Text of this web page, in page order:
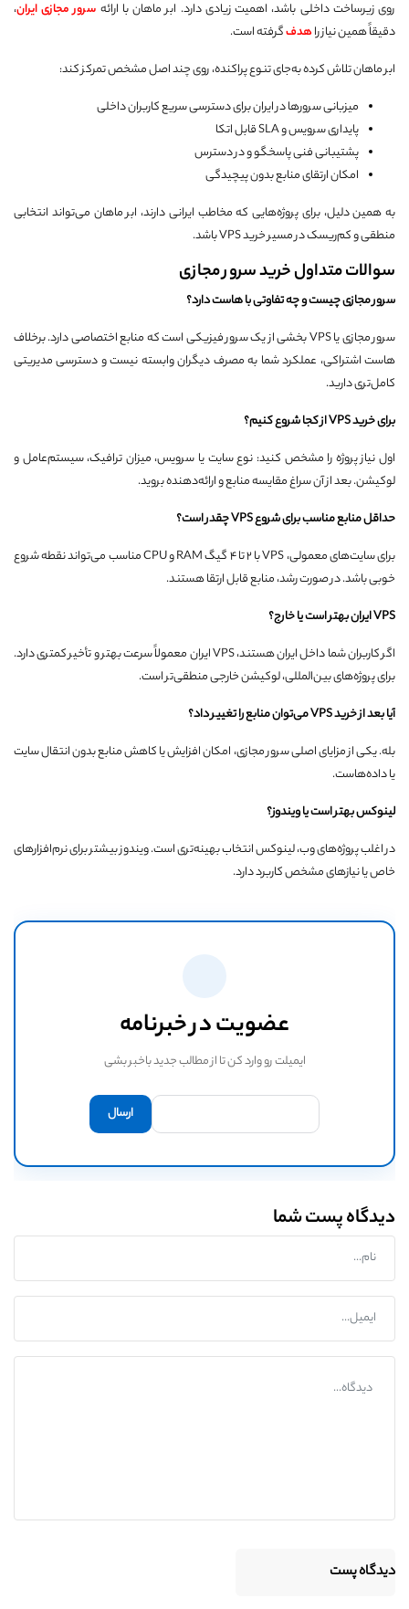
روی زیرساخت داخلی باشد، اهمیت زیادی دارد. ابر ماهان با ارائه سرور مجازی ایران،
دقیقاً همین نیاز راهدفگرفته است.
ابر ماهان تلاش کرده به‌جای تنوع پراکنده، روی چند اصل مشخص تمرکز کند:
میزبانی سرورها در ایران برای دسترسی سریع کاربران داخلی
پایداری سرویس و SLA قابل اتکا
پشتیبانی فنی پاسخگو و در دسترس
امکان ارتقای منابع بدون پیچیدگی
به همین دلیل، برای پروژه‌هایی که مخاطب ایرانی دارند، ابر ماهان می‌تواند انتخابی
منطقی و کم‌ریسک در مسیر خرید VPS باشد.
سوالات متداول خرید سرور مجازی
سرور مجازی چیست و چه تفاوتی با هاست دارد؟
سرور مجازی یا VPS بخشی از یک سرور فیزیکی است که منابع اختصاصی دارد. برخلاف
هاست اشتراکی، عملکرد شما به مصرف دیگران وابسته نیست و دسترسی مدیریتی
کامل‌تری دارید.
برای خرید VPS از کجا شروع کنیم؟
اول نیاز پروژه را مشخص کنید: نوع سایت یا سرویس، میزان ترافیک، سیستم‌عامل و
لوکیشن. بعد از آن سراغ مقایسه منابع و ارائه‌دهنده بروید.
حداقل منابع مناسب برای شروع VPS چقدر است؟
برای سایت‌های معمولی، VPS با 2 تا 4 گیگ RAM و CPU مناسب می‌تواند نقطه شروع
خوبی باشد. در صورت رشد، منابع قابل ارتقا هستند.
VPS ایران بهتر است یا خارج؟
اگر کاربران شما داخل ایران هستند، VPS ایران معمولاً سرعت بهتر و تأخیر کمتری دارد.
برای پروژه‌های بین‌المللی، لوکیشن خارجی منطقی‌تر است.
آیا بعد از خرید VPS می‌توان منابع را تغییر داد؟
بله. یکی از مزایای اصلی سرور مجازی، امکان افزایش یا کاهش منابع بدون انتقال سایت
یا داده‌هاست.
لینوکس بهتر است یا ویندوز؟
در اغلب پروژه‌های وب، لینوکس انتخاب بهینه‌تری است. ویندوز بیشتر برای نرم‌افزارهای
خاص یا نیازهای مشخص کاربرد دارد.
عضویت در خبرنامه
ایمیلت رو وارد کن تا از مطالب جدید باخبر بشی
دیدگاه پست شما